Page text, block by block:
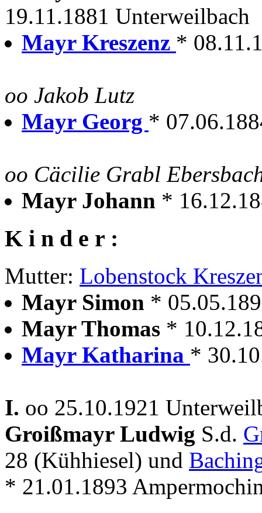
19.11.1881 Unterweilbach
Mayr Kreszenz *
oo Jakob Lutz
Mayr Georg *
oo Cäcilie Grabl
Mayr Johann *
K i n d e r :
Mutter: Lobenstock
Mayr Simon *
Mayr Thomas *
Mayr Katharina *
I. oo 25.10.1921
Groißmayr Ludwig S.d.
28 (Kühhiesel) und
* 21.01.1893